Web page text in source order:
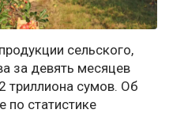
сельского,
за девять месяцев
триллиона сумов. Об
по статистике